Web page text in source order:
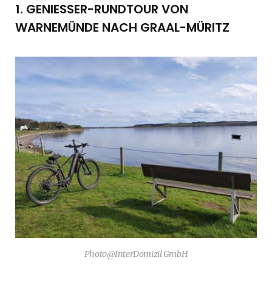
1. GENIESSER-RUNDTOUR VON W
ARNEMÜNDE NACH GRAAL-MÜRITZ
Photo@InterDomizil GmbH